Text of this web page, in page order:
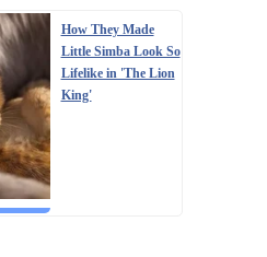
How They Made
Little Simba Look So
Lifelike in 'The Lion
King'